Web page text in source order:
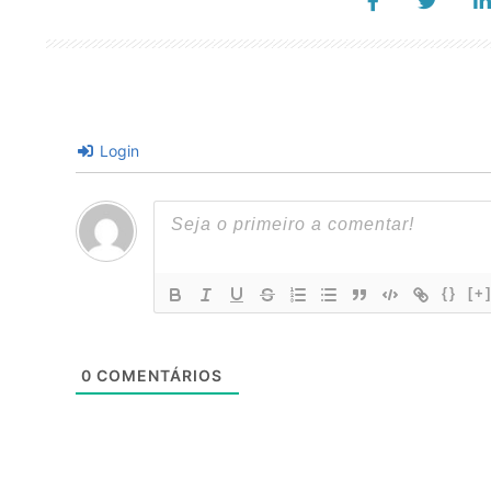
Login
{} [+]
0 COMENTÁRIOS